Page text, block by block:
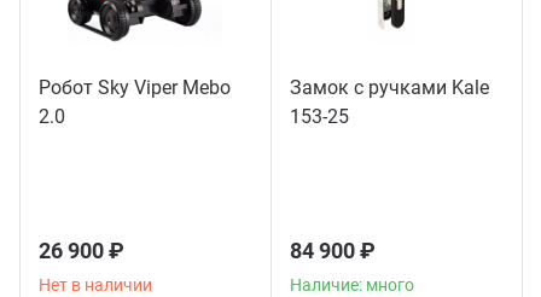
Робот Sky Viper Mebo
2.0
26 900 ₽
Нет в наличии
Замок с ручками Kale
153-25
84 900 ₽
Наличие: много